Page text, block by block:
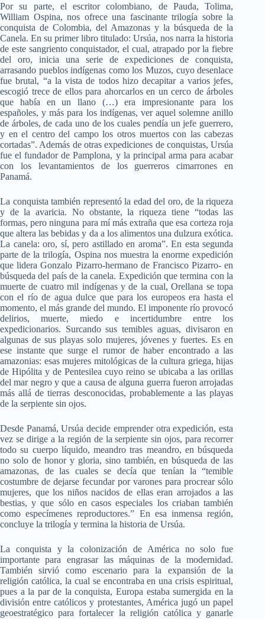
Por su parte, el escritor colombiano, de Pauda, Tolima,
William Ospina, nos ofrece una fascinante trilogía sobre la
conquista de Colombia, del Amazonas y la búsqueda de la
Canela. En su primer libro titulado: Ursúa, nos narra la historia
de este sangriento conquistador, el cual, atrapado por la fiebre
del oro, inicia una serie de expediciones de conquista,
arrasando pueblos indígenas como los Muzos, cuyo desenlace
fue brutal, “a la vista de todos hizo decapitar a varios jefes,
escogió trece de ellos para ahorcarlos en un cerco de árboles
que había en un llano (…) era impresionante para los
españoles, y más para los indígenas, ver aquel solemne anillo
de árboles, de cada uno de los cuales pendía un jefe guerrero,
y en el centro del campo los otros muertos con las cabezas
cortadas”. Además de otras expediciones de conquistas, Ursúa
fue el fundador de Pamplona, y la principal arma para acabar
con los levantamientos de los guerreros cimarrones en
Panamá.
La conquista también representó la edad del oro, de la riqueza
y de la avaricia. No obstante, la riqueza tiene “todas las
formas, pero ninguna para mí más extraña que esa corteza roja
que altera las bebidas y da a los alimentos una dulzura exótica.
La canela: oro, sí, pero astillado en aroma”. En esta segunda
parte de la trilogía, Ospina nos muestra la enorme expedición
que lidera Gonzalo Pizarro-hermano de Francisco Pizarro- en
búsqueda del país de la canela. Expedición que termina con la
muerte de cuatro mil indígenas y de la cual, Orellana se topa
con el río de agua dulce que para los europeos era hasta el
momento, el más grande del mundo. El imponente río provocó
delirios, muerte, miedo e incertidumbre entre los
expedicionarios. Surcando sus temibles aguas, divisaron en
algunas de sus playas solo mujeres, jóvenes y fuertes. Es en
ese instante que surge el rumor de haber encontrado a las
amazonias: esas mujeres mitológicas de la cultura griega, hijas
de Hipólita y de Pentesilea cuyo reino se ubicaba a las orillas
del mar negro y que a causa de alguna guerra fueron arrojadas
más allá de tierras desconocidas, probablemente a las playas
de la serpiente sin ojos.
Desde Panamá, Ursúa decide emprender otra expedición, esta
vez se dirige a la región de la serpiente sin ojos, para recorrer
todo su cuerpo líquido, meandro tras meandro, en búsqueda
no solo de honor y gloria, sino también, en búsqueda de las
amazonas, de las cuales se decía que tenían la “temible
costumbre de dejarse fecundar por varones para procrear sólo
mujeres, que los niños nacidos de ellas eran arrojados a las
bestias, y que sólo en casos especiales los criaban también
como especímenes reproductores.” En esa inmensa región,
concluye la trilogía y termina la historia de Ursúa.
La conquista y la colonización de América no solo fue
importante para engrasar las máquinas de la modernidad.
También sirvió como escenario para la expansión de la
religión católica, la cual se encontraba en una crisis espiritual,
pues a la par de la conquista, Europa estaba sumergida en la
división entre católicos y protestantes, América jugó un papel
geoestratégico para fortalecer la religión católica y ganarle